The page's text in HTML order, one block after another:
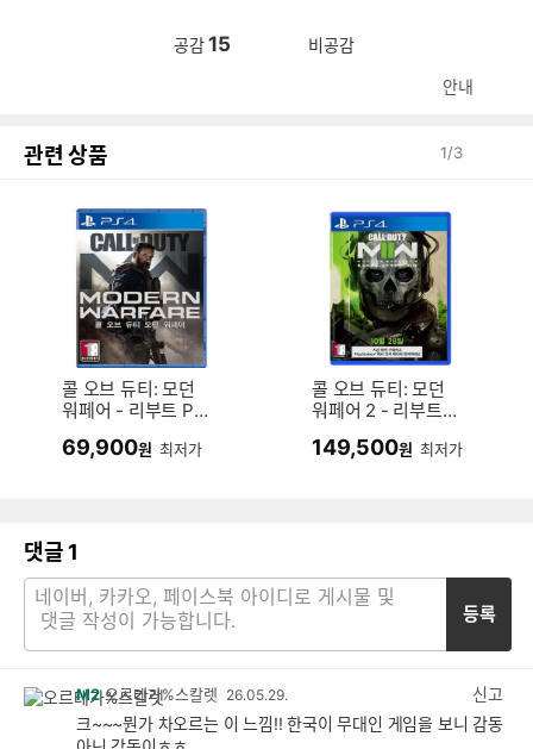
공감15 비공감
안내
관련 상품 1/3
콜 오브 듀티: 모던
워페어 - 리부트 PS
69,900원 최저가
콜 오브 듀티: 모던
워페어 2 - 리부트
디스크
149,500원 최저가
댓글 1
등록
M2 오르테가%스칼렛 26.05.29.
신고
크~~~뭔가 차오르는 이 느낌!! 한국이 무대인 게임을 보니 감동